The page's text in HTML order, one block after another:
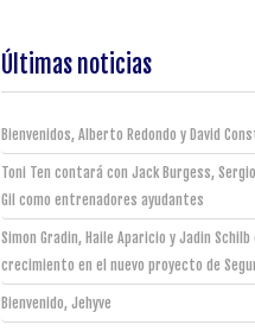
Últimas noticias
Bienvenidos, Alberto Redondo y David
Toni Ten contará con Jack Burgess,
Gil como entrenadores ayudantes
Simon Gradin, Haile Aparicio y Jadin
crecimiento en el nuevo proyecto de
Bienvenido, Jehyve